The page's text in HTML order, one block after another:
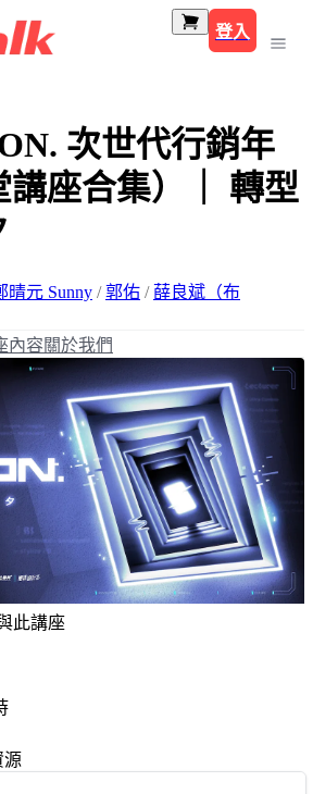
登入
次世代行銷年
講座合集）｜ 轉型
晴元 Sunny /郭佑 / 薛良斌（布
內容關於我們
此講座
源